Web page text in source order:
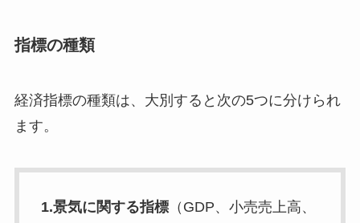
指標の種類
経済指標の種類は、大別すると次の5つに分けられ
ます。
1.景気に関する指標（GDP、小売売上高、